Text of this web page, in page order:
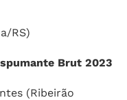
RS)
Brut 2023
(Ribeirão